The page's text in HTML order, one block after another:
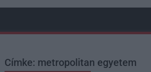
Címke: metropolitan egyetem